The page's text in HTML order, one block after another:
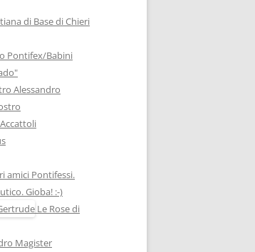
di Base di Chieri
Pontifex/Babini
Alessandro
amici Pontifessi.
Gioba! :-)
Le Rose di
Magister